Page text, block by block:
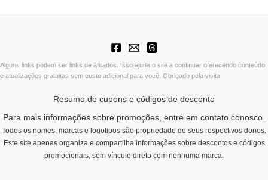
Alguns links podem ser links de afiliados. Isso ajuda o site a continuar oferecendo conteúdo
e atualizações gratuitas sem custo adicional para você. Obrigado pela visita
Resumo de cupons e códigos de desconto
Para mais informações sobre promoções, entre em contato conosco.
Todos os nomes, marcas e logotipos são propriedade de seus respectivos donos.
Este site apenas organiza e compartilha informações sobre descontos e códigos
promocionais, sem vínculo direto com nenhuma marca.